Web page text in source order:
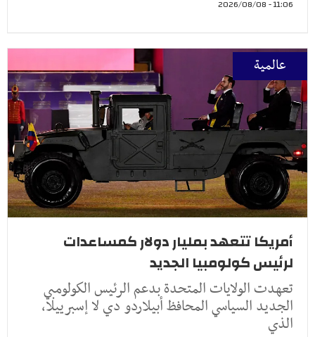
11:06 - 2026/08/08
عالمية
أمريكا تتعهد بمليار دولار كمساعدات
لرئيس كولومبيا الجديد
تعهدت الولايات المتحدة بدعم الرئيس الكولومبي
الجديد السياسي المحافظ أبيلاردو دي لا إسبرييلا،
الذي